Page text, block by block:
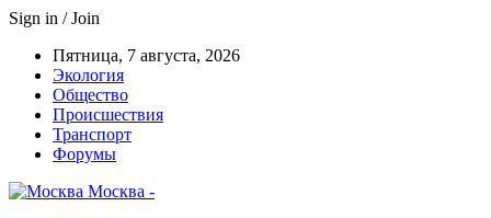
Sign in / Join
Пятница, 7 августа, 2026
Экология
Общество
Происшествия
Транспорт
Форумы
Москва -